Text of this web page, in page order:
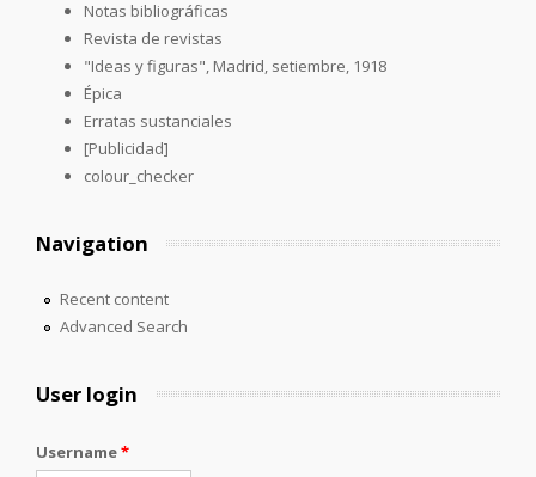
Notas bibliográficas
Revista de revistas
"Ideas y figuras", Madrid, setiembre, 1918
Épica
Erratas sustanciales
[Publicidad]
colour_checker
Navigation
Recent content
Advanced Search
User login
Username*